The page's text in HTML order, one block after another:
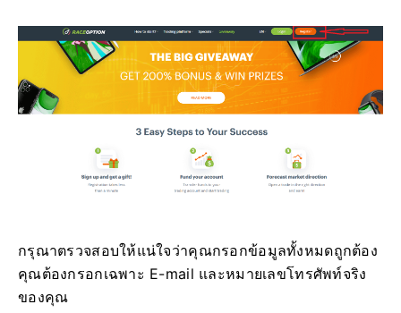
กรุณาตรวจสอบให้แน่ใจว่าคุณกรอกข้อมูลทั้งหมดถูกต้อง
คุณต้องกรอกเฉพาะ E-mail และหมายเลขโทรศัพท์จริง
ของคุณ